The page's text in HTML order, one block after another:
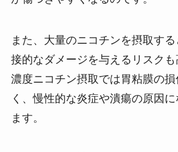
また、大量のニコチンを摂取す
接的なダメージを与えるリスク
濃度ニコチン摂取では胃粘膜の
く、慢性的な炎症や潰瘍の原因
ます。